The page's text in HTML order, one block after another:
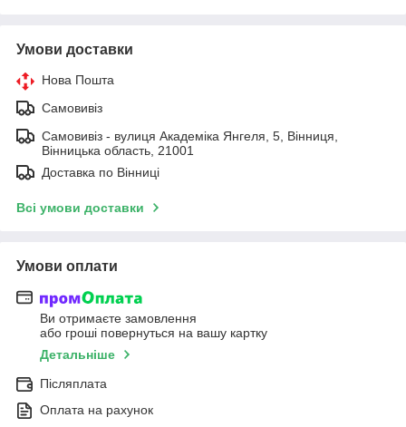
Умови доставки
Нова Пошта
Самовивіз
Самовивіз - вулиця Академіка Янгеля, 5, Вінниця,
Вінницька область, 21001
Доставка по Вінниці
Всі умови доставки
Умови оплати
Ви отримаєте замовлення
або гроші повернуться на вашу картку
Детальніше
Післяплата
Оплата на рахунок